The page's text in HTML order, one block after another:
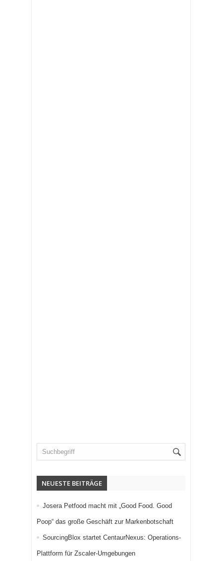
NEUESTE BEITRÄGE
Josera Petfood macht mit „Good Food. Good
Poop“ das große Geschäft zur Markenbotschaft
SourcingBlox startet CentaurNexus: Operations-
Plattform für Zscaler-Umgebungen